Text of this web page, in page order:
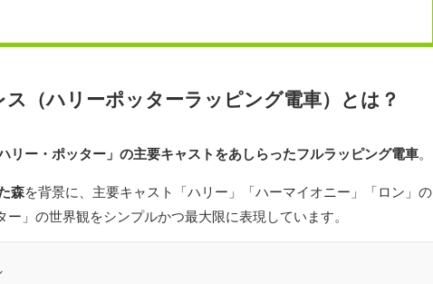
（ハリーポッターラッピング電車）とは？
ハリー・ポッター」の主要キャストをあしらったフルラッピング電車。
森を背景に、主要キャスト「ハリー」「ハーマイオニー」「ロン」の
」の世界観をシンプルかつ最大限に表現しています。